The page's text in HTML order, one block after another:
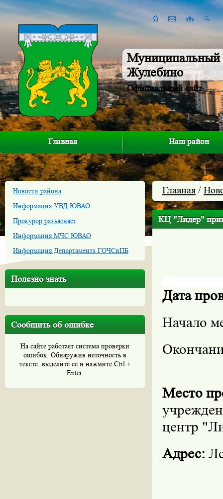
Муниципальный
Жулебино
Официальный сайт
Главная Наш район
Новости района
Информация УВД ЮВАО
Прокурор разъясняет
Информация МЧС ЮВАО
Информация Департамента ГОЧСиПБ
Полезно знать
Сообщить об ошибке
На сайте работает система проверки
ошибок. Обнаружив неточность в
тексте, выделите ее и нажмите Ctrl +
Enter.
Главная /
КЦ "Лидер"
Дата
Начало
Место
центр
Адрес: